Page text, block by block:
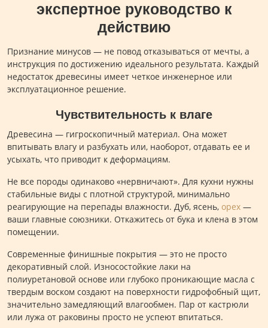
экспертное руководство к
действию
Признание минусов — не повод отказываться от мечты, а
инструкция по достижению идеального результата. Каждый
недостаток древесины имеет четкое инженерное или
эксплуатационное решение.
Чувствительность к влаге
Древесина — гигроскопичный материал. Она может
впитывать влагу и разбухать или, наоборот, отдавать ее и
усыхать, что приводит к деформациям.
Не все породы одинаково «нервничают». Для кухни нужны
стабильные виды с плотной структурой, минимально
реагирующие на перепады влажности. Дуб, ясень, орех —
ваши главные союзники. Откажитесь от бука и клена в этом
помещении.
Современные финишные покрытия — это не просто
декоративный слой. Износостойкие лаки на
полиуретановой основе или глубоко проникающие масла с
твердым воском создают на поверхности гидрофобный щит,
значительно замедляющий влагообмен. Пар от кастрюли
или лужа от раковины просто не успеют впитаться.